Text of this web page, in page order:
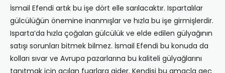
İsmail Efendi artık bu işe dört elle sarılacaktır. Ispartalılar
gülcülüğün önemine inanmışlar ve hızla bu işe girmişlerdir.
Isparta’da hızla çoğalan gülcülük ve elde edilen gülyağının
satışı sorunları bitmek bilmez. İsmail Efendi bu konuda da
kolları sıvar ve Avrupa pazarlarına bu kaliteli gülyağlarını